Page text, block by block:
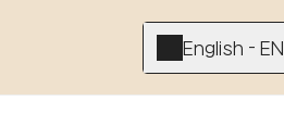
English - EN